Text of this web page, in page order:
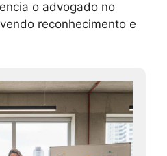
o advogado no
reconhecimento e